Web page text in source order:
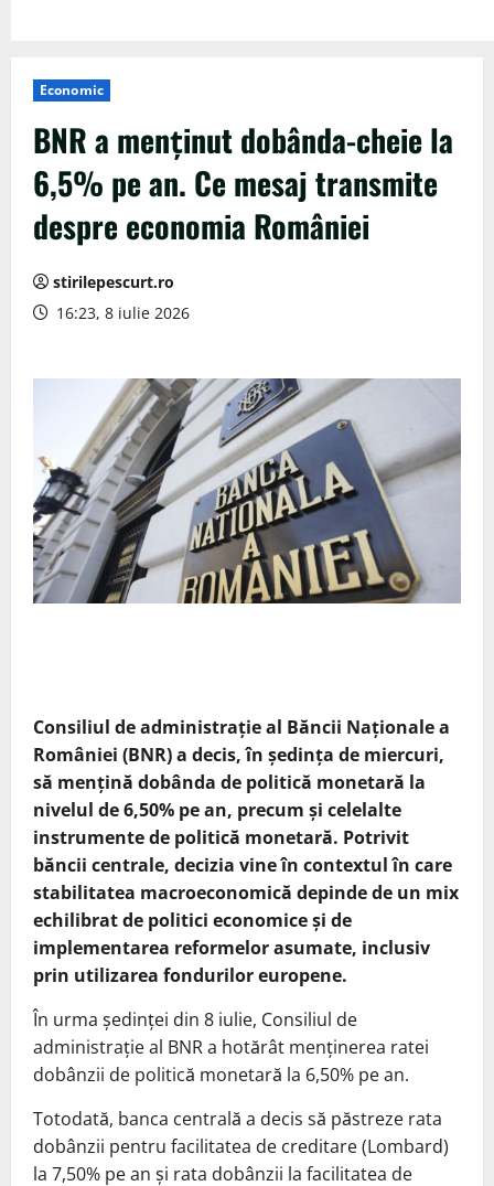
Economic
BNR a menținut dobânda-cheie la
6,5% pe an. Ce mesaj transmite
despre economia României
stirilepescurt.ro
16:23, 8 iulie 2026
Consiliul de administrație al Băncii Naționale a
României (BNR) a decis, în ședința de miercuri,
să mențină dobânda de politică monetară la
nivelul de 6,50% pe an, precum și celelalte
instrumente de politică monetară. Potrivit
băncii centrale, decizia vine în contextul în care
stabilitatea macroeconomică depinde de un mix
echilibrat de politici economice și de
implementarea reformelor asumate, inclusiv
prin utilizarea fondurilor europene.
În urma ședinței din 8 iulie, Consiliul de
administrație al BNR a hotărât menținerea ratei
dobânzii de politică monetară la 6,50% pe an.
Totodată, banca centrală a decis să păstreze rata
dobânzii pentru facilitatea de creditare (Lombard)
la 7,50% pe an și rata dobânzii la facilitatea de